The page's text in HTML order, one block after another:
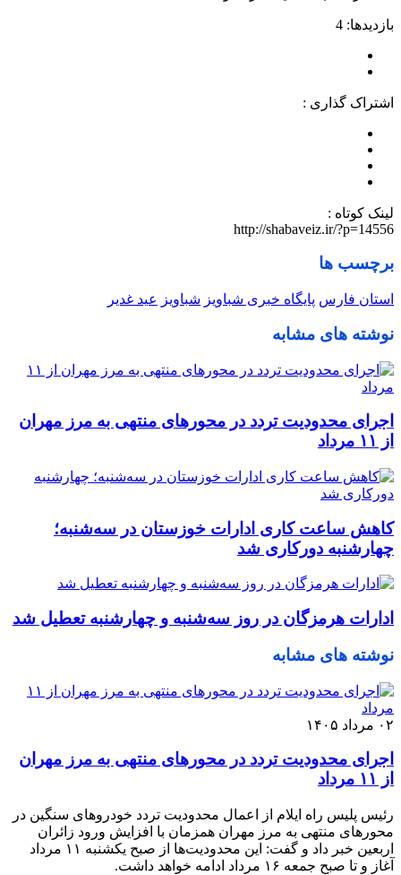
بازدیدها: 4
اشتراک گذاری :
لینک کوتاه :
http://shabaveiz.ir/?p=14556
برچسب ها
استان فارس پایگاه خبری شباویز شباویز عید غدیر
نوشته های مشابه
اجرای محدودیت تردد در محورهای منتهی به مرز مهران
از ۱۱ مرداد
کاهش ساعت کاری ادارات خوزستان در سه‌شنبه؛
چهارشنبه دورکاری شد
ادارات هرمزگان در روز سه‌شنبه و چهارشنبه تعطیل شد
نوشته های مشابه
۰۲ مرداد ۱۴۰۵
اجرای محدودیت تردد در محورهای منتهی به مرز مهران
از ۱۱ مرداد
رئیس پلیس راه ایلام از اعمال محدودیت تردد خودروهای سنگین در
محورهای منتهی به مرز مهران همزمان با افزایش ورود زائران
اربعین خبر داد و گفت: این محدودیت‌ها از صبح یکشنبه ۱۱ مرداد
آغاز و تا صبح جمعه ۱۶ مرداد ادامه خواهد داشت.